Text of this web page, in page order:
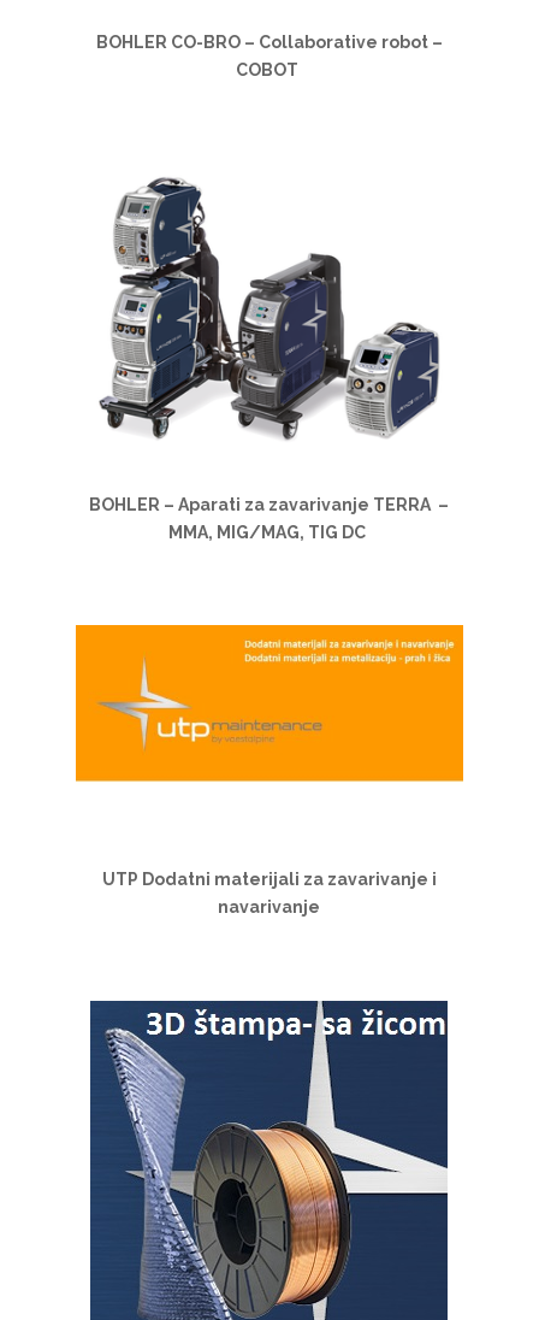
BOHLER CO-BRO – Collaborative robot –
COBOT
BOHLER – Aparati za zavarivanje TERRA –
MMA, MIG/MAG, TIG DC
UTP Dodatni materijali za zavarivanje i
navarivanje